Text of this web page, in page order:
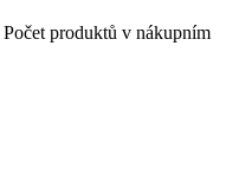
Počet produktů v nákupním